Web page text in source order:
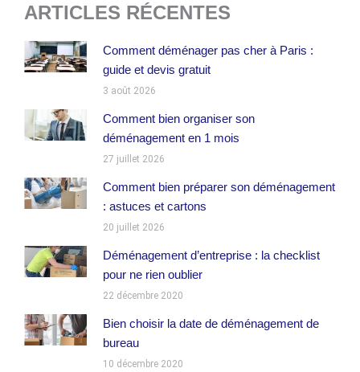
ARTICLES RÉCENTES
Comment déménager pas cher à Paris :
guide et devis gratuit
3 août 2026
Comment bien organiser son
déménagement en 1 mois
27 juillet 2026
Comment bien préparer son déménagement
: astuces et cartons
20 juillet 2026
Déménagement d’entreprise : la checklist
pour ne rien oublier
22 décembre 2020
Bien choisir la date de déménagement de
bureau
10 décembre 2020